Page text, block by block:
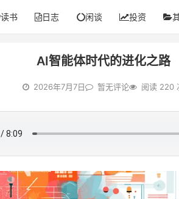
读书 日志 闲谈 投资
AI智能体时代的进化之路
2026年7月7日 暂无评论 阅读 220